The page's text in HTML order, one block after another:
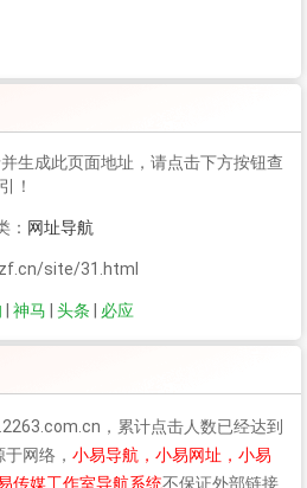
生成此页面地址，请点击下方按钮查
！
： 网址导航
site/31.html
神马 头条 必应
，累计点击人数已经达到
网络， 小易导航，小易网址，小易
传媒工作室导航系统不保证外部链接